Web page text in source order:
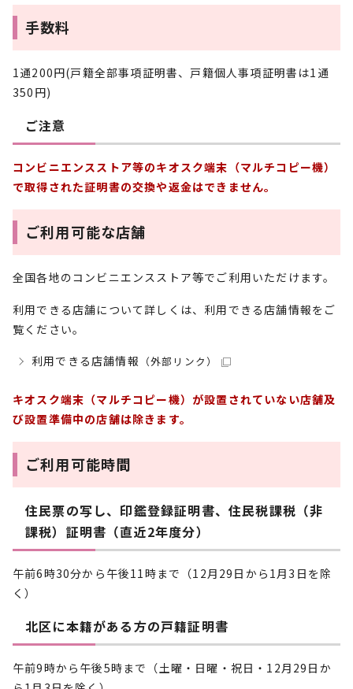
手数料
1通200円(戸籍全部事項証明書、戸籍個人事項証明書は1通
350円)
ご注意
コンビニエンスストア等のキオスク端末（マルチコピー機）
で取得された証明書の交換や返金はできません。
ご利用可能な店舗
全国各地のコンビニエンスストア等でご利用いただけます。
利用できる店舗について詳しくは、利用できる店舗情報をご
覧ください。
利用できる店舗情報 （外部リンク）
キオスク端末（マルチコピー機）が設置されていない店舗及
び設置準備中の店舗は除きます。
ご利用可能時間
住民票の写し、印鑑登録証明書、住民税課税（非
課税）証明書（直近2年度分）
午前6時30分から午後11時まで（12月29日から1月3日を除
く）
北区に本籍がある方の戸籍証明書
午前9時から午後5時まで（土曜・日曜・祝日・12月29日か